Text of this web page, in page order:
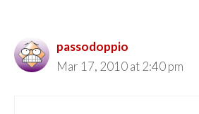
passodoppio
Mar 17, 2010 at 2:40 pm